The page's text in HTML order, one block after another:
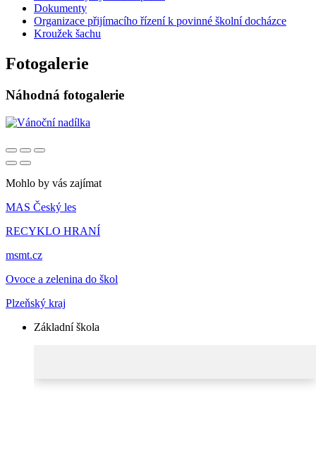
Dokumenty
Organizace přijímacího řízení k povinné školní docházce
Kroužek šachu
Fotogalerie
Náhodná fotogalerie
Mohlo by vás zajímat
MAS Český les
RECYKLO HRANÍ
msmt.cz
Ovoce a zelenina do škol
Plzeňský kraj
Základní škola